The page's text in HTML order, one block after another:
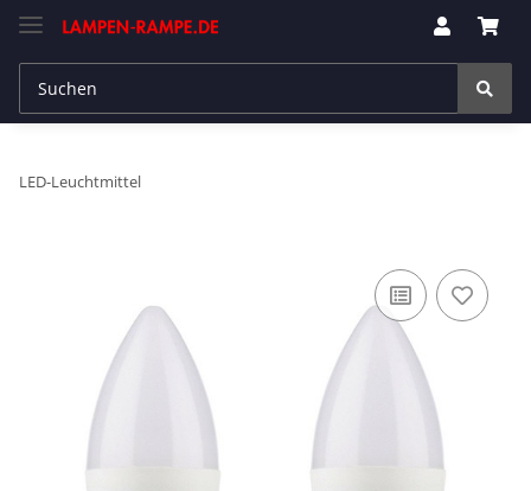
LED-Leuchtmittel